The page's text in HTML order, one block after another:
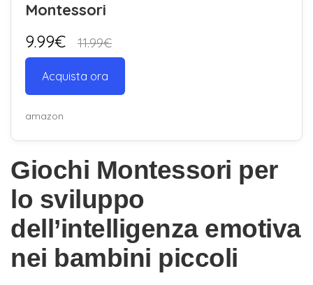
Montessori
9.99€ 11.99€
Acquista ora
amazon
Giochi Montessori per
lo sviluppo
dell’intelligenza emotiva
nei bambini piccoli